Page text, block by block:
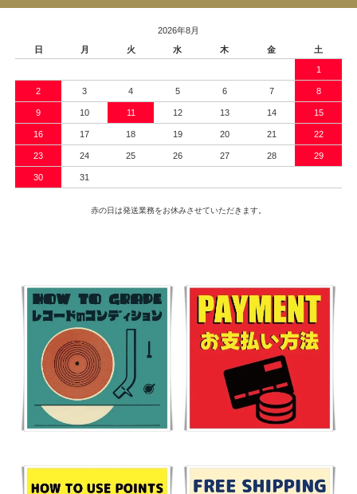
2026年8月
日
月 火 水 木 金 土
1
2 3 4 5 6 7 8
9 10 11 12 13 14 15
16 17 18 19 20 21 22
23 24 25 26 27 28 29
30 31
赤の日は発送業務をお休みさせていただきます。